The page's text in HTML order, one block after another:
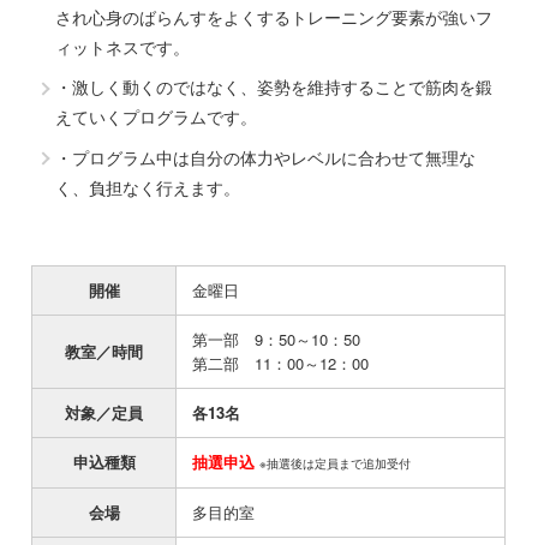
され心身のばらんすをよくするトレーニング要素が強いフ
ィットネスです。
・激しく動くのではなく、姿勢を維持することで筋肉を鍛
えていくプログラムです。
・プログラム中は自分の体力やレベルに合わせて無理な
く、負担なく行えます。
開催 金曜日
教室／時間
第一部 9：50～10：50
第二部 11：00～12：00
対象／定員 各13名
申込種類 抽選申込※抽選後は定員まで追加受付
会場 多目的室